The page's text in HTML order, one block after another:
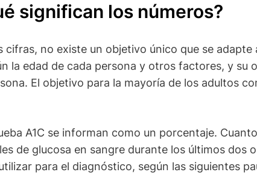
significan los números?
cifras, no existe un objetivo único que se adapte
la edad de cada persona y otros factores, y su
El objetivo para la mayoría de los adultos
A1C se informan como un porcentaje.
de glucosa en sangre durante los últimos dos
para el diagnóstico, según las siguientes